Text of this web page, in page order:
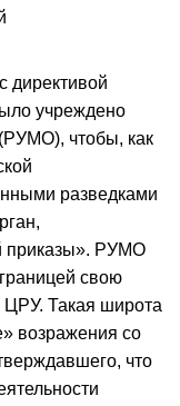
директивой
учреждено
чтобы, как
разведками
приказы». РУМО
свою
ЦРУ. Такая широта
возражения со
что